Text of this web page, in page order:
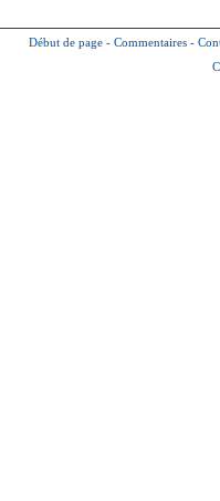
Début de page - Commentaires -